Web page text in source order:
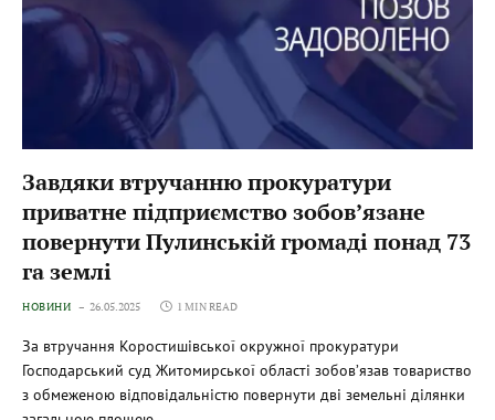
Завдяки втручанню прокуратури
приватне підприємство зобов’язане
повернути Пулинській громаді понад 73
га землі
НОВИНИ 26.05.2025 1 MIN READ
За втручання Коростишівської окружної прокуратури
Господарський суд Житомирської області зобов’язав товариство
з обмеженою відповідальністю повернути дві земельні ділянки